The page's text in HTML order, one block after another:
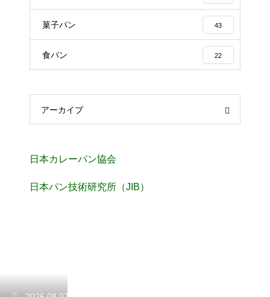
菓子パン 43
食パン 22
アーカイブ
日本カレーパン協会
日本パン技術研究所（JIB）